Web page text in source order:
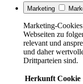
Marketing
Marketing-
Webseiten zu
relevant und
und daher
Drittparteien sind.
Herkunft Cookie